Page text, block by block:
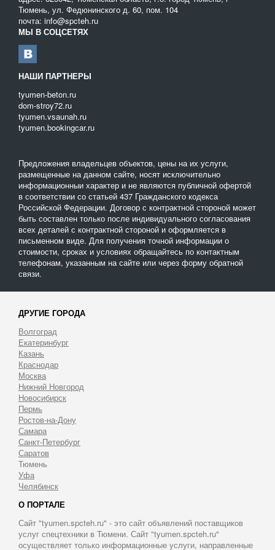
техники на платформах.
В свою очередь, большинству нет необходимости в знании
технологии перевозки специальной техники или
самостоятельной реализации данной задачи. В данном случае
мы готовы предложить варианты решения проблемы с
перевозкой специальной техники. Для этого просто пройдите по
полностью удовлетворяет вашим критериям для
транспортировки.
Тюмень, ул. Федюнинского д. 60, пом. 104
почта: info@spcteh.ru
МЫ В СОЦСЕТЯХ
НАШИ ПАРТНЕРЫ
tyumen-beton.ru
dom-stroy72.ru
tyumen.vsaunah.ru
tyumen.bookingcar.ru
Предложения владельцев объектов, цены на их услуги,
размещенные на данном сайте, носят исключительно
информационныи характер и не являются публичной офертой
в соответствии со статьей 437 Гражданского кодекса
Российской Федерации. Договор с контрактной стороной может
быть составлен только после индивидуального согласования
всех деталей с контрактной стороной и оформляется в
письменном виде. Для получения точной информации о
стоимости, сроках и условиях обращайтесь по контактным
телефонам, указанным на сайте или через форму обратной
связи.
ДРУГИЕ ГОРОДА
Волгоград
Екатеринбург
Казань
Краснодар
Москва
Нижний Новгород
Новосибирск
Пермь
Ростов-на-Дону
Самара
Санкт-Петербург
Саратов
Тюмень
Уфа
Челябинск
О ПОРТАЛЕ
Сайт "tyumen.spcteh.ru" - это сайт объявлений поставщиков
услуг спецтехники в Тюмени. Сайт "tyumen.spcteh.ru"
осуществляет только информационные услуги, направленные